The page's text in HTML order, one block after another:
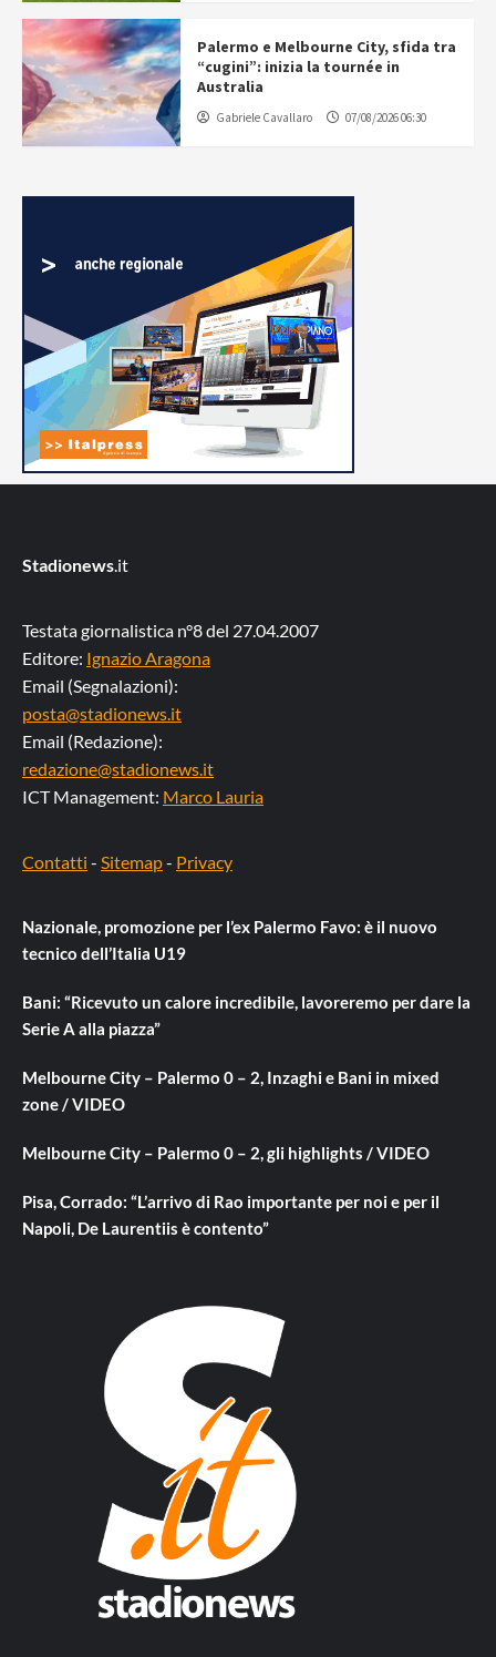
Palermo e Melbourne City, sfida tra
“cugini”: inizia la tournée in
Australia
Gabriele Cavallaro 07/08/2026 06:30
Stadionews.it
Testata giornalistica n°8 del 27.04.2007
Editore: Ignazio Aragona
Email (Segnalazioni):
posta@stadionews.it
Email (Redazione):
redazione@stadionews.it
ICT Management: Marco Lauria
Contatti - Sitemap- Privacy
Nazionale, promozione per l’ex Palermo Favo: è il nuovo
tecnico dell’Italia U19
Bani: “Ricevuto un calore incredibile, lavoreremo per dare la
Serie A alla piazza”
Melbourne City – Palermo 0 – 2, Inzaghi e Bani in mixed
zone / VIDEO
Melbourne City – Palermo 0 – 2, gli highlights / VIDEO
Pisa, Corrado: “L’arrivo di Rao importante per noi e per il
Napoli, De Laurentiis è contento”